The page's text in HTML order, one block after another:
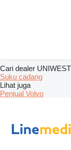
Cari dealer
Suku cadang
Lihat juga
Penjual Volvo